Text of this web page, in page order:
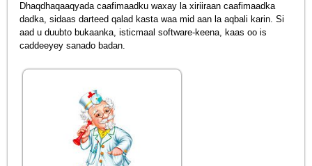
Dhaqdhaqaaqyada caafimaadku waxay la xiriiraan caafimaadka
dadka, sidaas darteed qalad kasta waa mid aan la aqbali karin. Si
aad u duubto bukaanka, isticmaal software-keena, kaas oo is
caddeeyey sanado badan.